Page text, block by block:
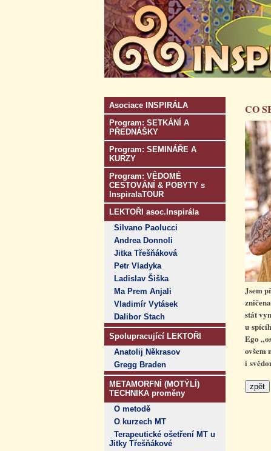
Asociace INSPIRÁLA
Program: SETKÁNÍ A
PŘEDNÁŠKY
Program: SEMINÁŘE A
KURZY
Program: VĚDOMÉ
CESTOVÁNÍ & POBYTY s
InspiralaTOUR
LEKTOŘI asoc.Inspirála
Silvano Paolucci
Andrea Donnoli
Jitka Třešňáková
Petr Vladyka
Ladislav Šiška
Ma Prem Anjali
Vladimír Vytásek
Dalibor Stach
Spolupracující LEKTOŘI
Anatolij Někrasov
Gregg Braden
METAMORFNÍ (MOTÝLÍ)
TECHNIKA proměny
O metodě
O kurzech MT
Terapeutické ošetření MT u
Jitky Třešňákové
CO
Jsem
stát
u
Ego
ovšem
i